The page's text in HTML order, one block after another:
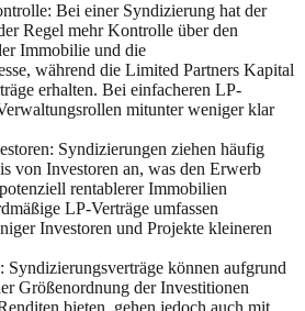
Bei einer Syndizierung hat der
Regel mehr Kontrolle über den
Immobilie und die
während die Limited Partners Kapital
erhalten. Bei einfacheren LP-
mitunter weniger klar
Syndizierungen ziehen häufig
von Investoren an, was den Erwerb
rentablerer Immobilien
LP-Verträge umfassen
Investoren und Projekte kleineren
Syndizierungsverträge können aufgrund
Größenordnung der Investitionen